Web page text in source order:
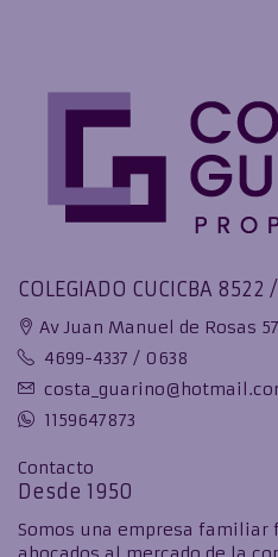
COLEGIADO CUCICBA 8522
Av Juan Manuel de Rosas
4699-4337 / 0638
1159647873
Contacto
Desde 1950
Somos una empresa familiar